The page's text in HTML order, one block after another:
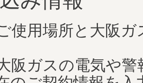
使用場所と大阪
阪ガスの電気や